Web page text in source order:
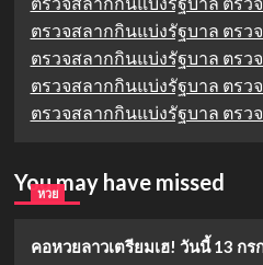
ตรวจสลากกินแบ่งรัฐบาล ตรว
ตรวจสลากกินแบ่งรัฐบาล ตรว
ตรวจสลากกินแบ่งรัฐบาล ตรว
ตรวจสลากกินแบ่งรัฐบาล ตรว
You may have missed
หวย
คอหวยลาวเตรียมเฮ! วันนี้ 13 ก